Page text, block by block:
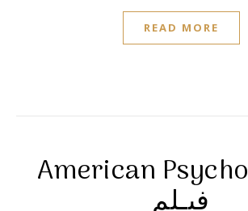
READ MORE
American Psycho ترجمة